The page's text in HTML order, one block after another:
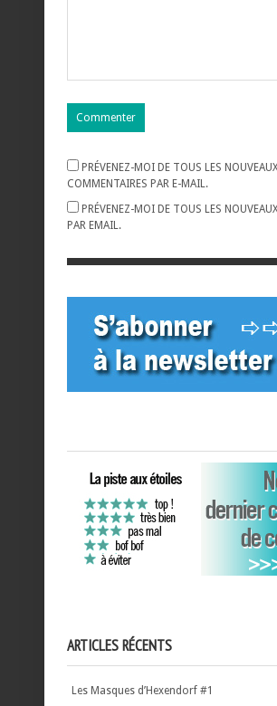
PRÉVENEZ-MOI DE TOUS LES
COMMENTAIRES PAR E-MAIL.
PRÉVENEZ-MOI DE TOUS LES
PAR EMAIL.
ARTICLES RÉCENTS
Les Masques d’Hexendorf #1